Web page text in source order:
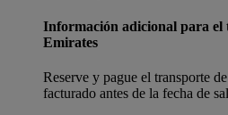
Información adicional para el
Emirates
Reserve y pague el transporte
facturado antes de la fecha de